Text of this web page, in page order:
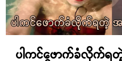
ပါကင်ဖောက်ခံလိုက်ရ